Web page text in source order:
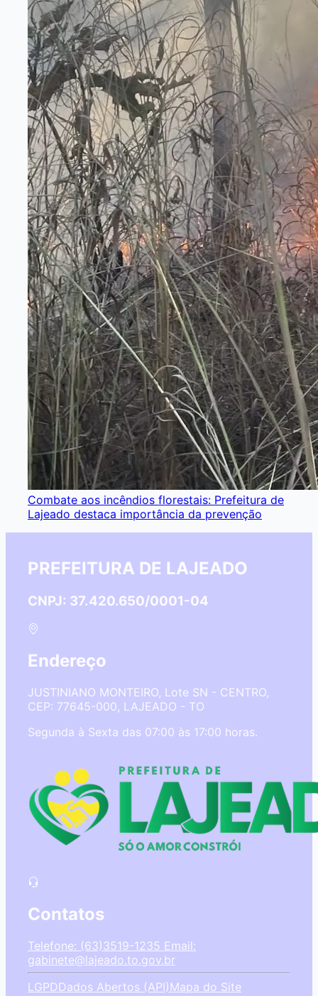
Combate aos incêndios florestais: Prefeitura de
Lajeado destaca importância da prevenção
PREFEITURA DE LAJEADO
CNPJ: 37.420.650/0001-04
Endereço
JUSTINIANO MONTEIRO, Lote SN - CENTRO,
CEP: 77645-000, LAJEADO - TO
Segunda à Sexta das 07:00 às 17:00 horas.
Contatos
Telefone: (63)3519-1235 Email:
gabinete@lajeado.to.gov.br
LGPDDados Abertos (API)Mapa do Site